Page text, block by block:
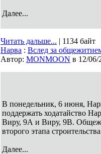
Далее...
Читать дальше... | 1134 байт
Нарва : Вслед за
Автор: MONMOON в 12/06/
В понедельник, 6 июня,
поддержать ходатайство
Виру, 9А и Виру, 9В.
второго этапа
Далее...